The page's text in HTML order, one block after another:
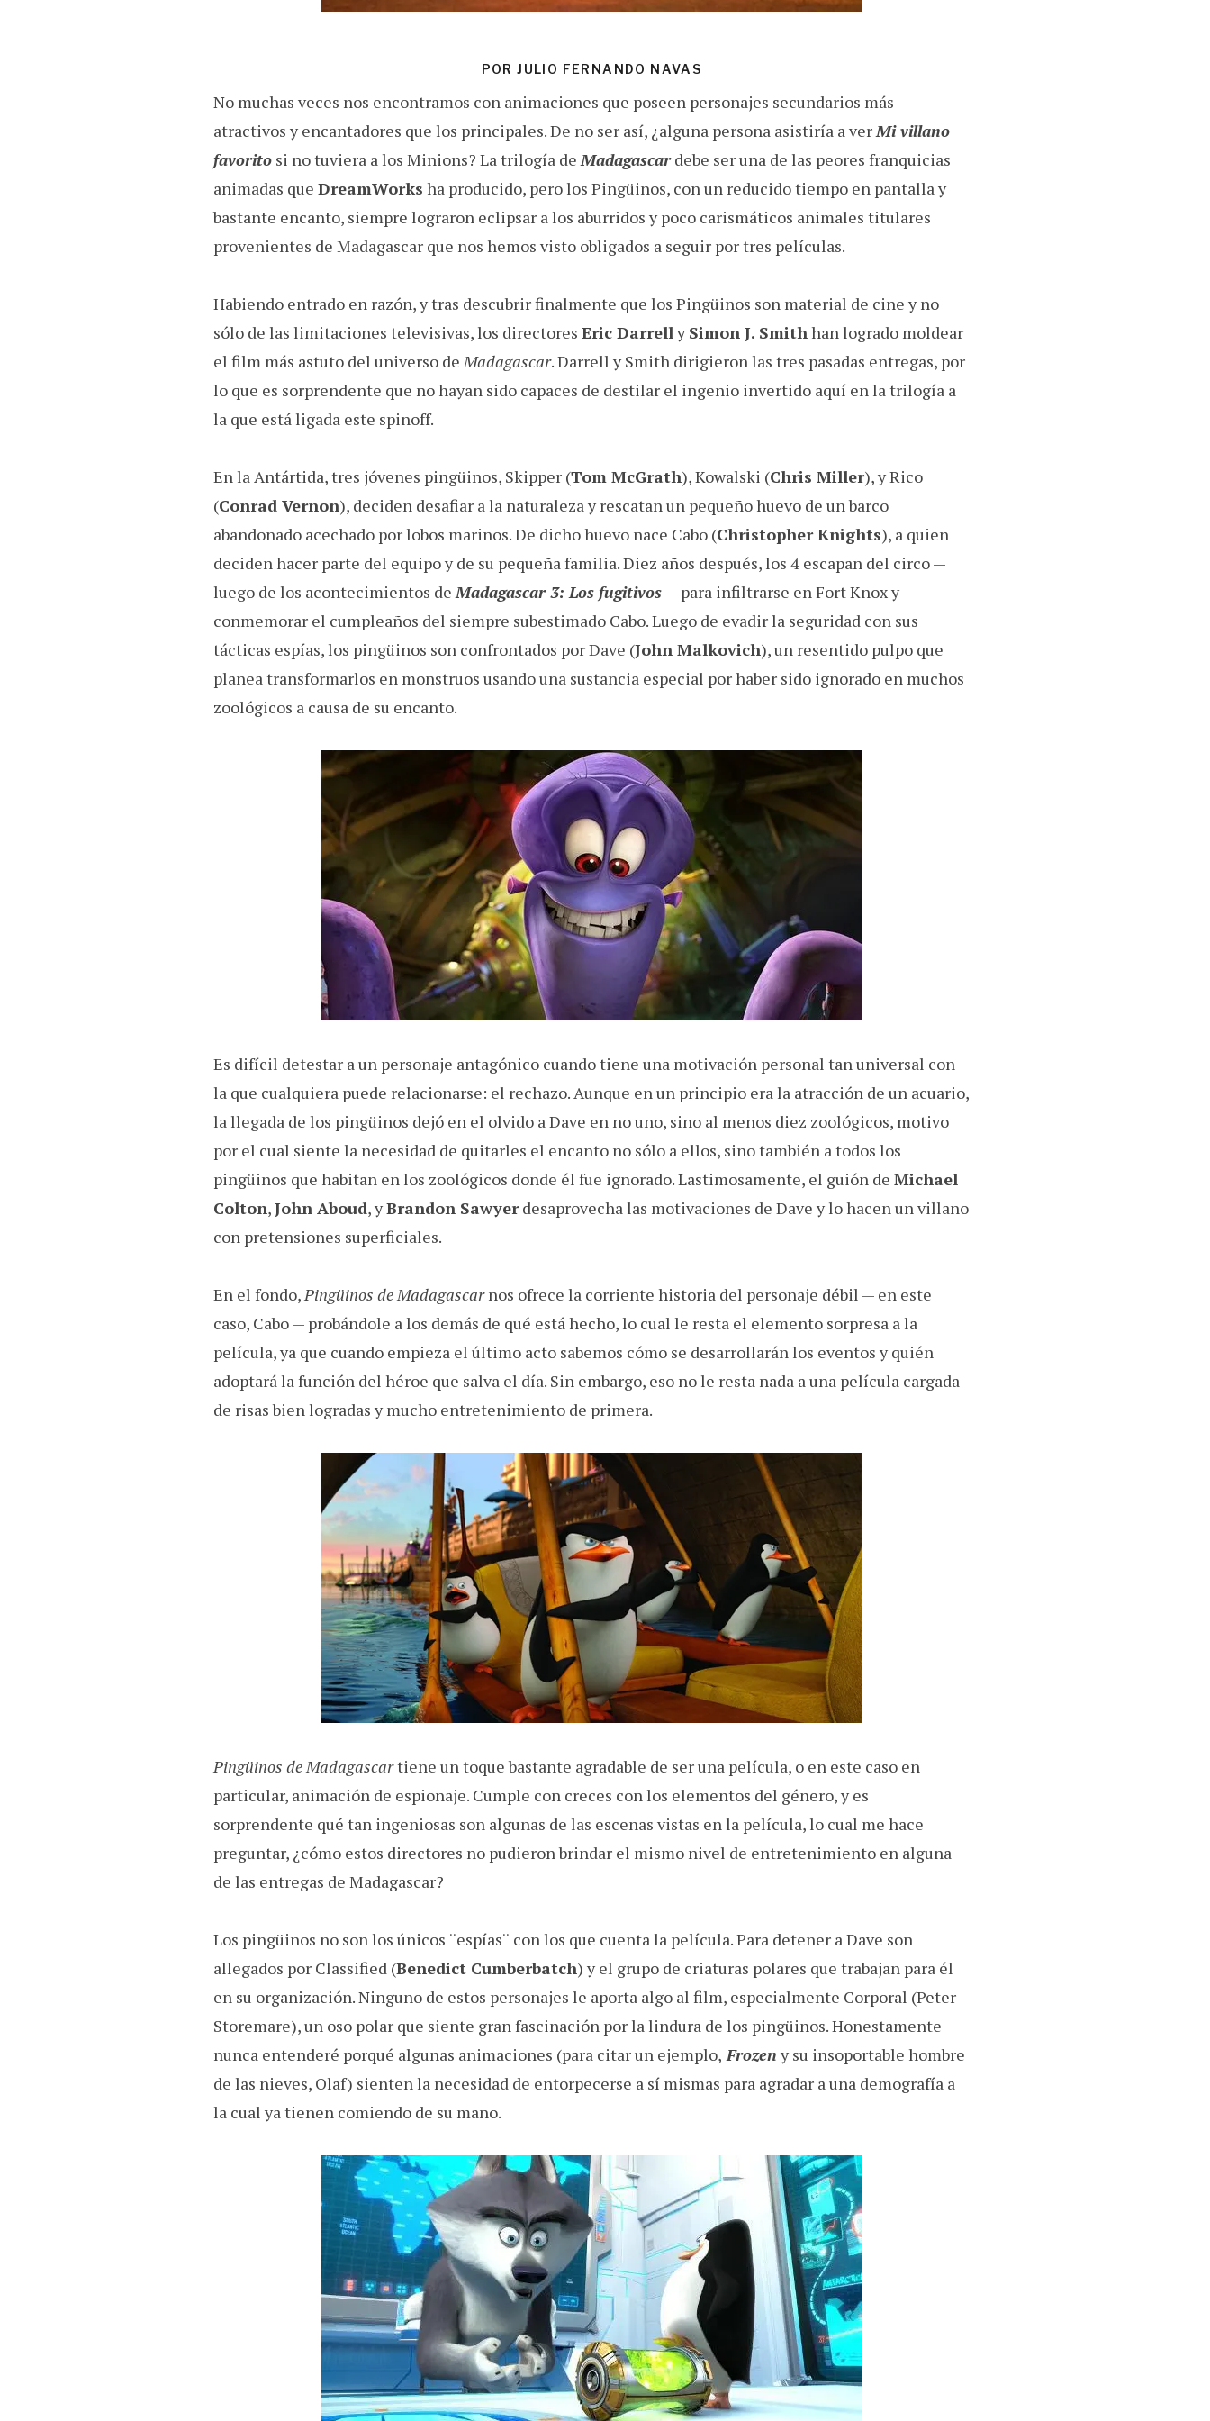
POR JULIO FERNANDO NAVAS
No muchas veces nos encontramos con animaciones que poseen personajes secundarios más
atractivos y encantadores que los principales. De no ser así, ¿alguna persona asistiría a verMi villano
favorito si no tuviera a los Minions? La trilogía deMadagascardebe ser una de las peores franquicias
animadas que DreamWorks ha producido, pero los Pingüinos, con un reducido tiempo en pantalla y
bastante encanto, siempre lograron eclipsar a los aburridos y poco carismáticos animales titulares
provenientes de Madagascar que nos hemos visto obligados a seguir por tres películas.
Habiendo entrado en razón, y tras descubrir finalmente que los Pingüinos son material de cine y no
sólo de las limitaciones televisivas, los directores Eric DarrellySimon J. Smithhan logrado moldear
el film más astuto del universo deMadagascar. Darrell y Smith dirigieron las tres pasadas entregas, por
lo que es sorprendente que no hayan sido capaces de destilar el ingenio invertido aquí en la trilogía a
la que está ligada este spinoff.
En la Antártida, tres jóvenes pingüinos, Skipper (Tom McGrath), Kowalski (Chris Miller), y Rico
(Conrad Vernon), deciden desafiar a la naturaleza y rescatan un pequeño huevo de un barco
abandonado acechado por lobos marinos. De dicho huevo nace Cabo (Christopher Knights), a quien
deciden hacer parte del equipo y de su pequeña familia. Diez años después, los 4 escapan del circo —
luego de los acontecimientos de Madagascar 3: Los fugitivos— para infiltrarse en Fort Knox y
conmemorar el cumpleaños del siempre subestimado Cabo. Luego de evadir la seguridad con sus
tácticas espías, los pingüinos son confrontados por Dave (John Malkovich), un resentido pulpo que
planea transformarlos en monstruos usando una sustancia especial por haber sido ignorado en muchos
zoológicos a causa de su encanto.
Es difícil detestar a un personaje antagónico cuando tiene una motivación personal tan universal con
la que cualquiera puede relacionarse: el rechazo. Aunque en un principio era la atracción de un acuario,
la llegada de los pingüinos dejó en el olvido a Dave en no uno, sino al menos diez zoológicos, motivo
por el cual siente la necesidad de quitarles el encanto no sólo a ellos, sino también a todos los
pingüinos que habitan en los zoológicos donde él fue ignorado. Lastimosamente, el guión de Michael
Colton,John Aboud, yBrandon Sawyerdesaprovecha las motivaciones de Dave y lo hacen un villano
con pretensiones superficiales.
En el fondo,Pingüinos de Madagascarnos ofrece la corriente historia del personaje débil — en este
caso, Cabo — probándole a los demás de qué está hecho, lo cual le resta el elemento sorpresa a la
película, ya que cuando empieza el último acto sabemos cómo se desarrollarán los eventos y quién
adoptará la función del héroe que salva el día. Sin embargo, eso no le resta nada a una película cargada
de risas bien logradas y mucho entretenimiento de primera.
Pingüinos de Madagascartiene un toque bastante agradable de ser una película, o en este caso en
particular, animación de espionaje. Cumple con creces con los elementos del género, y es
sorprendente qué tan ingeniosas son algunas de las escenas vistas en la película, lo cual me hace
preguntar, ¿cómo estos directores no pudieron brindar el mismo nivel de entretenimiento en alguna
de las entregas de Madagascar?
Los pingüinos no son los únicos ¨espías¨ con los que cuenta la película. Para detener a Dave son
allegados por Classified (Benedict Cumberbatch) y el grupo de criaturas polares que trabajan para él
en su organización. Ninguno de estos personajes le aporta algo al film, especialmente Corporal (Peter
Storemare), un oso polar que siente gran fascinación por la lindura de los pingüinos. Honestamente
nunca entenderé porqué algunas animaciones (para citar un ejemplo, Frozen y su insoportable hombre
de las nieves, Olaf) sienten la necesidad de entorpecerse a sí mismas para agradar a una demografía a
la cual ya tienen comiendo de su mano.